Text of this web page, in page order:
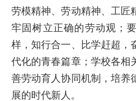
劳模精神、劳动精神、工匠
牢固树立正确的劳动观；
样，知行合一、比学赶超，
代化的青春篇章；学校各相
善劳动育人协同机制，培养
展的时代新人。